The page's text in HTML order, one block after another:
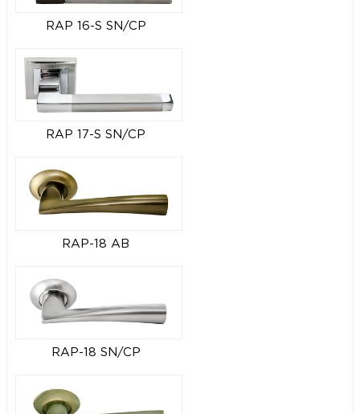
RAP 16-S SN/CP
RAP 17-S SN/CP
RAP-18 AB
RAP-18 SN/CP